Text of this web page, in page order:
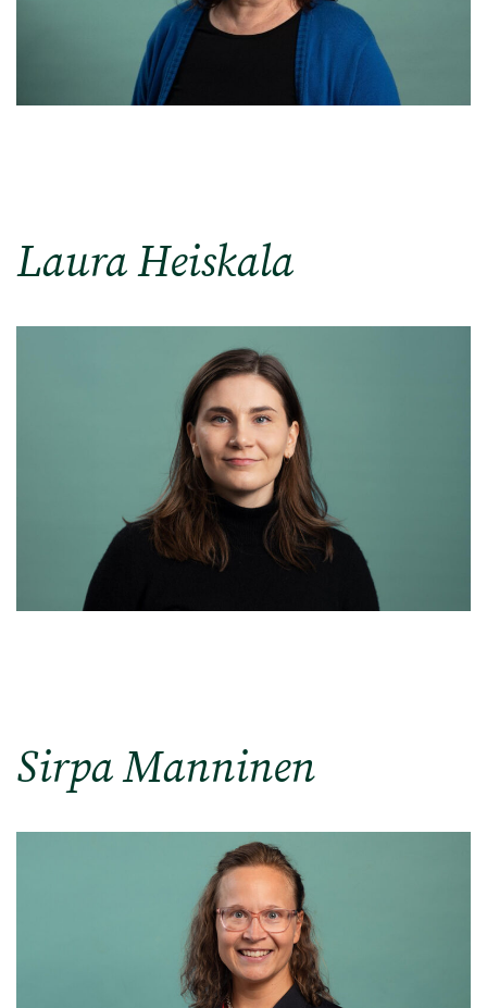
Laura Heiskala
Sirpa Manninen